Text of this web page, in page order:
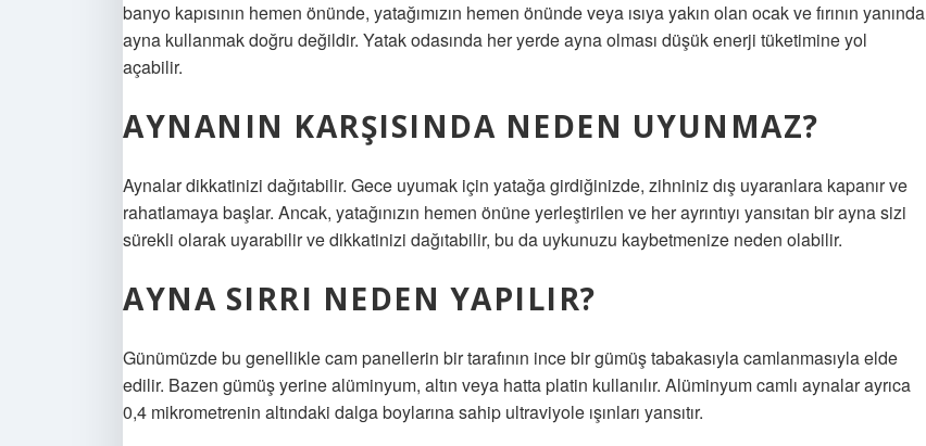
banyo kapısının hemen önünde, yatağımızın hemen önünde veya ısıya yakın olan ocak ve fırının yanında
ayna kullanmak doğru değildir. Yatak odasında her yerde ayna olması düşük enerji tüketimine yol
açabilir.
AYNANIN KARŞISINDA NEDEN UYUNMAZ?
Aynalar dikkatinizi dağıtabilir. Gece uyumak için yatağa girdiğinizde, zihniniz dış uyaranlara kapanır ve
rahatlamaya başlar. Ancak, yatağınızın hemen önüne yerleştirilen ve her ayrıntıyı yansıtan bir ayna sizi
sürekli olarak uyarabilir ve dikkatinizi dağıtabilir, bu da uykunuzu kaybetmenize neden olabilir.
AYNA SIRRI NEDEN YAPILIR?
Günümüzde bu genellikle cam panellerin bir tarafının ince bir gümüş tabakasıyla camlanmasıyla elde
edilir. Bazen gümüş yerine alüminyum, altın veya hatta platin kullanılır. Alüminyum camlı aynalar ayrıca
0,4 mikrometrenin altındaki dalga boylarına sahip ultraviyole ışınları yansıtır.